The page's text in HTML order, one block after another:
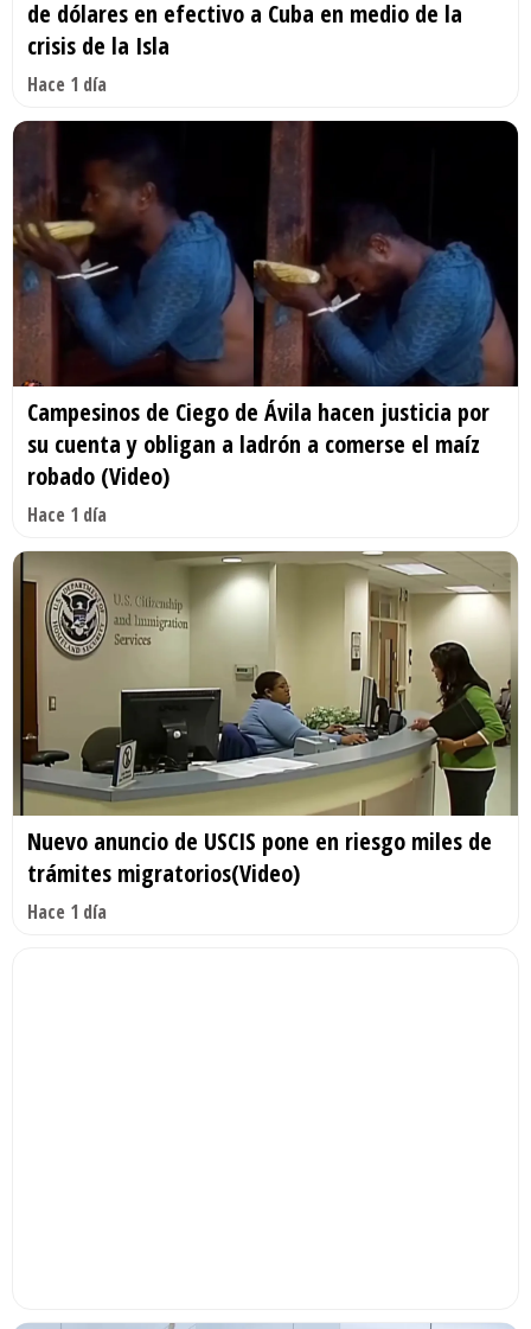
de dólares en efectivo a Cuba en medio de la
crisis de la Isla
Hace 1 día
Campesinos de Ciego de Ávila hacen justicia por
su cuenta y obligan a ladrón a comerse el maíz
robado (Video)
Hace 1 día
Nuevo anuncio de USCIS pone en riesgo miles de
trámites migratorios(Video)
Hace 1 día